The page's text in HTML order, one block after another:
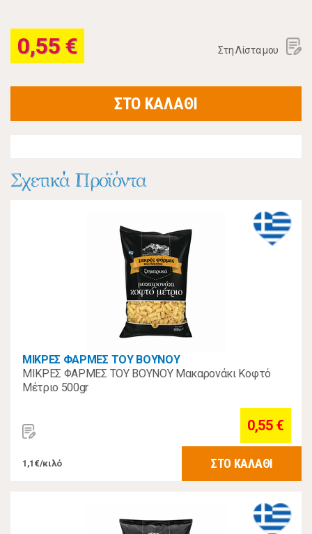
0,55 € Στη Λίστα μου
ΣΤΟ ΚΑΛΑΘΙ
Σχετικά Προϊόντα
ΜΙΚΡΕΣ ΦΑΡΜΕΣ ΤΟΥ ΒΟΥΝΟΥ
ΜΙΚΡΕΣ ΦΑΡΜΕΣ ΤΟΥ ΒΟΥΝΟΥ Μακαρονάκι Κοφτό
Μέτριο 500gr
0,55 €
1,1€/κιλό ΣΤΟ ΚΑΛΑΘΙ